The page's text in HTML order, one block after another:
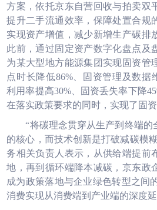
方案，依托京东自营回收与拍卖双
提升二手流通效率，保障处置合规
实现资产增值，减少新增生产碳排
此前，通过固定资产数字化盘点及
为某大型地方能源集团实现固资管
点时长降低86%、固资管理及数据
利用率提高30%、固资丢失率下降
在落实政策要求的同时，实现了固
“将碳理念贯穿从生产到终端的
的核心，而技术创新是打破减碳模
务相关负责人表示，从供给端提前
地，再到循环端降本减碳，京东政
成为政策落地与企业绿色转型之间
消费实现从消费端到产业端的深度延